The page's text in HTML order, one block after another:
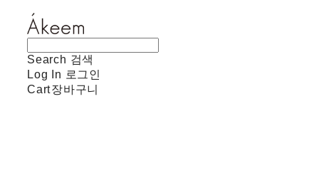
Search 검색
Log In 로그인
Cart장바구니